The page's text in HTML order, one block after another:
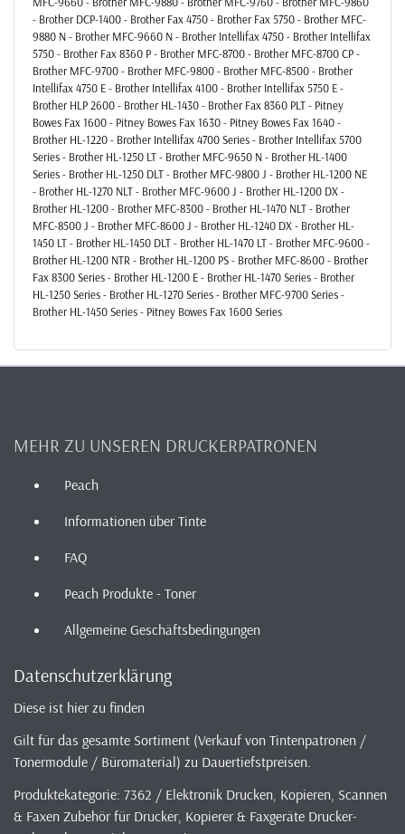
- Brother DCP-1400 - Brother Fax 4750 - Brother Fax 5750 - Brother MFC-
9880 N - Brother MFC-9660 N - Brother Intellifax 4750 - Brother Intellifax
5750 - Brother Fax 8360 P - Brother MFC-8700 - Brother MFC-8700 CP -
Brother MFC-9700 - Brother MFC-9800 - Brother MFC-8500 - Brother
Intellifax 4750 E - Brother Intellifax 4100 - Brother Intellifax 5750 E -
Brother HLP 2600 - Brother HL-1430 - Brother Fax 8360 PLT - Pitney
Bowes Fax 1600 - Pitney Bowes Fax 1630 - Pitney Bowes Fax 1640 -
Brother HL-1220 - Brother Intellifax 4700 Series - Brother Intellifax 5700
Series - Brother HL-1250 LT - Brother MFC-9650 N - Brother HL-1400
Series - Brother HL-1250 DLT - Brother MFC-9800 J - Brother HL-1200 NE
- Brother HL-1270 NLT - Brother MFC-9600 J - Brother HL-1200 DX -
Brother HL-1200 - Brother MFC-8300 - Brother HL-1470 NLT - Brother
MFC-8500 J - Brother MFC-8600 J - Brother HL-1240 DX - Brother HL-
1450 LT - Brother HL-1450 DLT - Brother HL-1470 LT - Brother MFC-9600 -
Brother HL-1200 NTR - Brother HL-1200 PS - Brother MFC-8600 - Brother
Fax 8300 Series - Brother HL-1200 E - Brother HL-1470 Series - Brother
HL-1250 Series - Brother HL-1270 Series - Brother MFC-9700 Series -
Brother HL-1450 Series - Pitney Bowes Fax 1600 Series
MEHR ZU UNSEREN DRUCKERPATRONEN
Peach
Informationen über Tinte
FAQ
Peach Produkte - Toner
Allgemeine Geschäftsbedingungen
Datenschutzerklärung
Diese ist hier zu finden
Gilt für das gesamte Sortiment (Verkauf von Tintenpatronen /
Tonermodule / Büromaterial) zu Dauertiefstpreisen.
Produktekategorie: 7362 / Elektronik Drucken, Kopieren, Scannen
& Faxen Zubehör für Drucker, Kopierer & Faxgeräte Drucker-